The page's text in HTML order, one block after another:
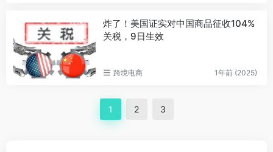
炸了！美国证实对中国商品征收104%
关税，9日生效
跨境电商 1年前 (2025)
1 2 3